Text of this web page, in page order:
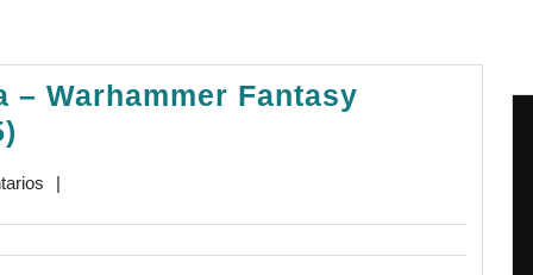
– Warhammer Fantasy
Pamplona
|